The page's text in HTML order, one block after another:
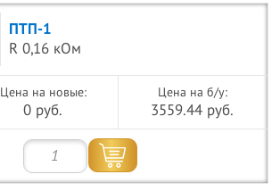
ПТП-1
R 0,16 кОм
Цена на новые:
0 руб.
Цена на б/у:
3559.44 руб.